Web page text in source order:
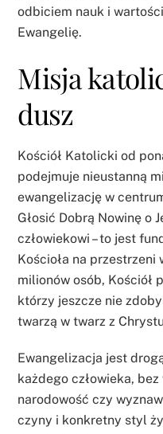
odbiciem nauk i
Ewangelię.
Misja
dusz
Kościół Katolicki od
podejmuje nieustanną
ewangelizację w
Głosić Dobrą Nowinę o
człowiekowi – to jest
Kościoła na przestrzeni
milionów osób, Kościół
którzy jeszcze nie
twarzą w twarz z
Ewangelizacja jest
każdego człowieka,
narodowość czy
czyny i konkretny styl